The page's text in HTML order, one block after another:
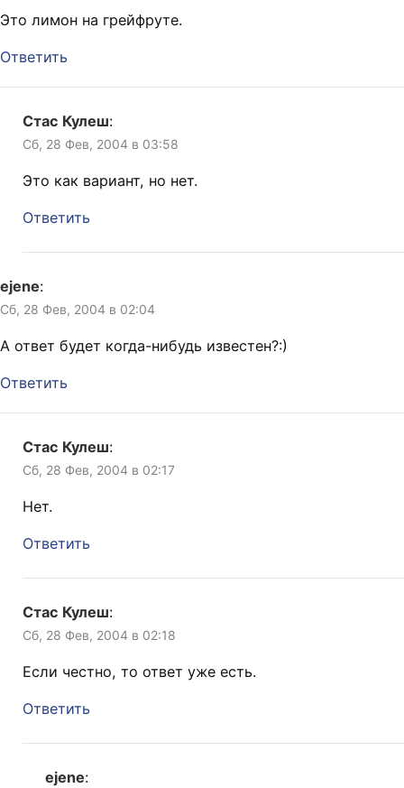
Это лимон на грейфруте.
Ответить
Стас Кулеш:
Сб, 28 Фев, 2004 в 03:58
Это как вариант, но нет.
Ответить
ejene:
Сб, 28 Фев, 2004 в 02:04
А ответ будет когда-нибудь известен?:)
Ответить
Стас Кулеш:
Сб, 28 Фев, 2004 в 02:17
Нет.
Ответить
Стас Кулеш:
Сб, 28 Фев, 2004 в 02:18
Если честно, то ответ уже есть.
Ответить
ejene: